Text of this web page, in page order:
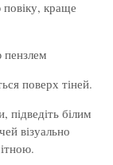
краще
пензлем
поверх тіней.
підведіть білим
візуально